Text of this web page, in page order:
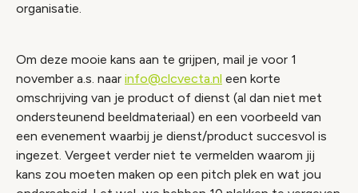
organisatie.
Om deze mooie kans aan te grijpen, mail je voor 1
november a.s. naar info@clcvecta.nl een korte
omschrijving van je product of dienst (al dan niet met
ondersteunend beeldmateriaal) en een voorbeeld van
een evenement waarbij je dienst/product succesvol is
ingezet. Vergeet verder niet te vermelden waarom jij
kans zou moeten maken op een pitch plek en wat jou